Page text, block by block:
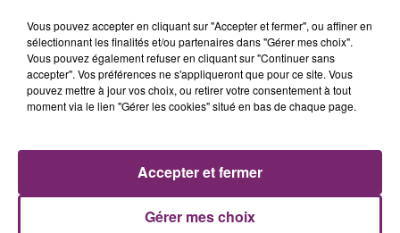
ACTUS RADIO
PODCASTS
JEUX
PHOTOS PUBLICITÉ
Vous pouvez accepter en cliquant sur "Accepter et fermer", ou affiner en
sélectionnant les finalités et/ou partenaires dans "Gérer mes choix".
Vous pouvez également refuser en cliquant sur "Continuer sans
accepter". Vos préférences ne s'appliqueront que pour ce site. Vous
pouvez mettre à jour vos choix, ou retirer votre consentement à tout
moment via le lien "Gérer les cookies" situé en bas de chaque page.
Gérer mes choix
Accepter et fermer